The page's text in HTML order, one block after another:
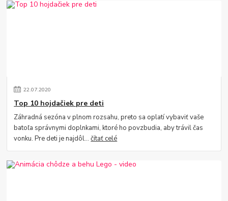
22.07.2020
Top 10 hojdačiek pre deti
Záhradná sezóna v plnom rozsahu, preto sa oplatí vybaviť vaše
batoľa správnymi doplnkami, ktoré ho povzbudia, aby trávil čas
vonku. Pre deti je najdôl...čítať celé